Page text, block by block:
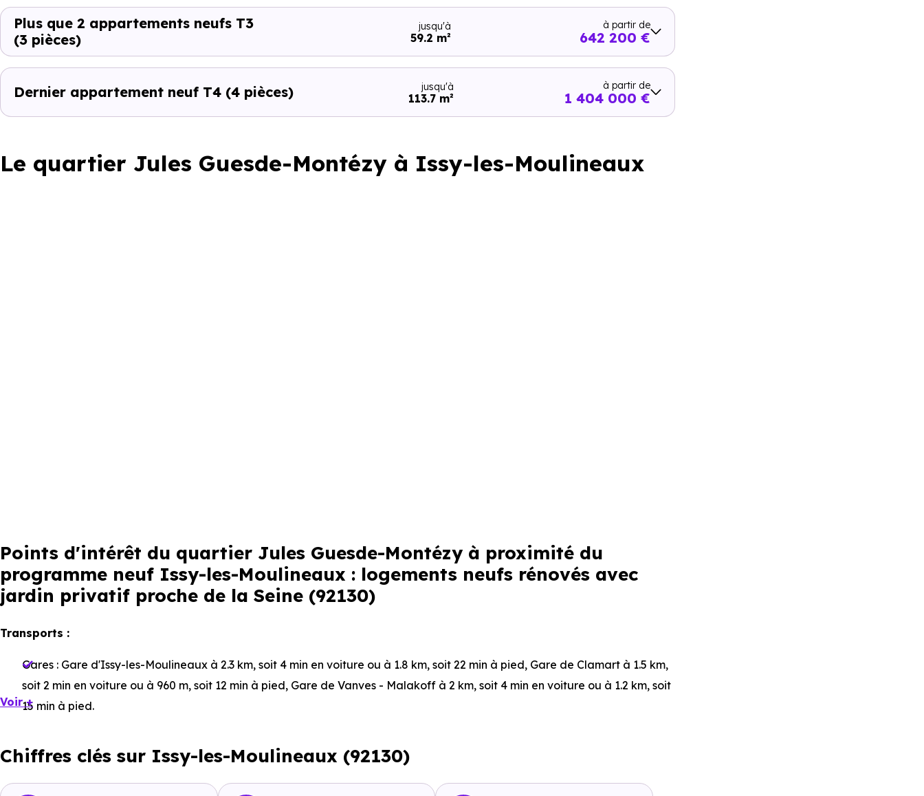
Plus que 2 appartements neufs T3
(3 pièces)
jusqu'à
59.2 m²
à partir de
642 200 €
Dernier appartement neuf T4 (4 pièces) jusqu'à
113.7 m²
à partir de
1 404 000 €
Le quartier Jules Guesde-Montézy à Issy-les-Moulineaux
Points d'intérêt du quartier Jules Guesde-Montézy à proximité du
programme neuf Issy-les-Moulineaux : logements neufs rénovés avec
jardin privatif proche de la Seine (92130)
Transports :
Gares : Gare d'Issy-les-Moulineaux à 2.3 km, soit 4 min en voiture ou à 1.8 km, soit 22 min à pied, Gare de Clamart à 1.5 km,
soit 2 min en voiture ou à 960 m, soit 12 min à pied, Gare de Vanves - Malakoff à 2 km, soit 4 min en voiture ou à 1.2 km, soit
15 min à pied.
Tramway :Ligne 2 : Porte d'Issyà 2.1 km, soit 4 min en voiture ou à 1.8 km, soit 22 min à pied
Voir +
Chiffres clés sur Issy-les-Moulineaux (92130)